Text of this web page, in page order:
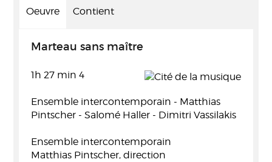
Oeuvre Contient
Marteau sans maître
1h 27 min 4
Ensemble intercontemporain - Matthias
Pintscher - Salomé Haller - Dimitri Vassilakis
Ensemble intercontemporain
Matthias Pintscher, direction